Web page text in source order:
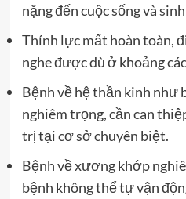
nặng đến cuộc sống và
Thính lực mất hoàn toàn,
nghe được dù ở khoảng
Bệnh về hệ thần kinh như
nghiêm trọng, cần can
trị tại cơ sở chuyên biệt.
Bệnh về xương khớp
bệnh không thể tự vận